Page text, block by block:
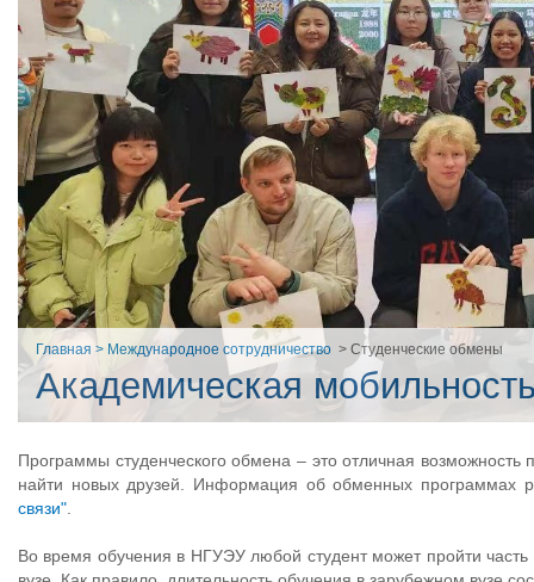
Главная > Международное сотрудничество > Студенческие обмены
Академическая
Программы студенческого обмена – это отличная
найти новых друзей. Информация об обменных программах
связи"
Во время обучения в НГУЭУ любой студент может пройти